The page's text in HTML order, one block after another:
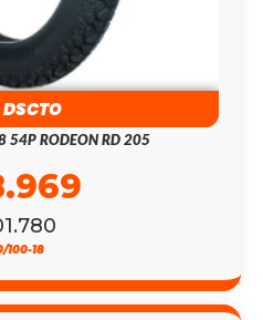
DSCTO
54P RODEON RD 205
100-18